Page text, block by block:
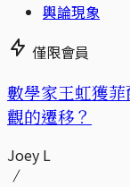
輿論現象
僅限會員
數學家王虹獲
觀的遷移？
Joey L